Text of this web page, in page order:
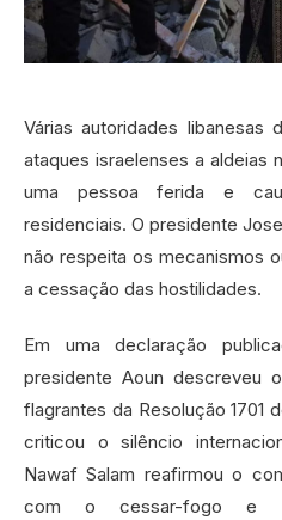
Várias autoridades libanesas
ataques israelenses a aldeias
uma pessoa ferida e
residenciais. O presidente
não respeita os mecanismos
a cessação das hostilidades.
Em uma declaração
presidente Aoun descreveu
flagrantes da Resolução 1701
criticou o silêncio
Nawaf Salam reafirmou o
com o cessar-fogo e